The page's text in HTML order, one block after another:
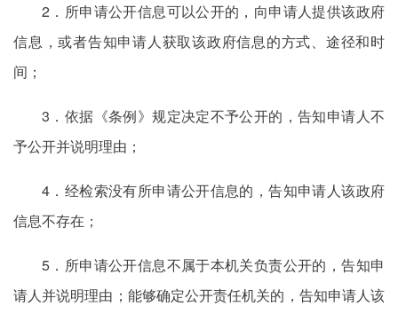
2．所申请公开信息可以公开的，向申请人提供该政府
信息，或者告知申请人获取该政府信息的方式、途径和时
间；
3．依据《条例》规定决定不予公开的，告知申请人不
予公开并说明理由；
4．经检索没有所申请公开信息的，告知申请人该政府
信息不存在；
5．所申请公开信息不属于本机关负责公开的，告知申
请人并说明理由；能够确定公开责任机关的，告知申请人该